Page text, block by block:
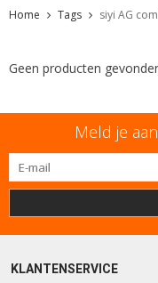
Home Tags siyi AG
Geen producten
Meld je
KLANTENSERVICE